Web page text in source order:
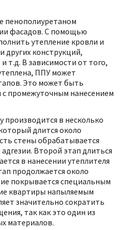
пенополиуретаном
фасадов. С помощью
утепление кровли и
других конструкций,
т.д. В зависимости от того,
ППУ может
Это может быть
с промежуточным нанесением
производится в несколько
длится около
стены обрабатывается
Второй этап длиться
в нанесении утеплителя
продолжается около
покрывается специальным
квартиры напыляемым
значительно сократить
так как это один из
материалов.